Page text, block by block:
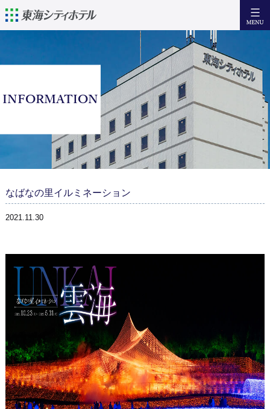
English
簡体中文 繁體中文
宿泊
設備・サービス
朝 食
アクセス
宿泊日からご予約
宿泊プランからご予約
予約確認・キャンセル
INFORMATION
なばなの里イルミネーション
2021.11.30